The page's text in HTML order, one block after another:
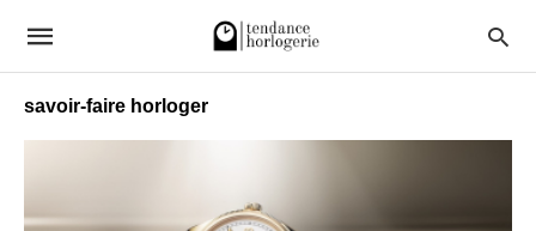
savoir-faire horloger